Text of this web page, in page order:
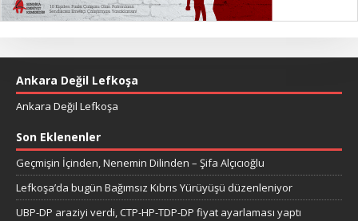
Ankara Değil Lefkoşa
Ankara Değil Lefkoşa
Son Eklenenler
Geçmişin İçinden, Nenemin Dilinden – Şifa Alçıcıoğlu
Lefkoşa’da bugün Bağımsız Kıbrıs Yürüyüşü düzenleniyor
UBP-DP araziyi verdi, CTP-HP-TDP-DP fiyat ayarlaması yaptı